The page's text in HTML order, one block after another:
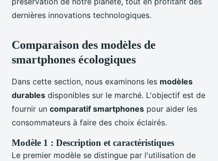
dernières innovations technologiques.
Comparaison des modèles de
smartphones écologiques
Dans cette section, nous examinons les modèles
durables disponibles sur le marché. L'objectif est de
fournir un comparatif smartphones pour aider les
consommateurs à faire des choix éclairés.
Modèle 1 : Description et caractéristiques
Le premier modèle se distingue par l'utilisation de